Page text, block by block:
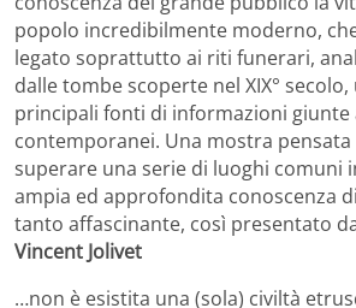
popolo incredibilmente moderno,
legato soprattutto ai riti funerari,
dalle tombe scoperte nel XIX°
principali fonti di informazioni giunte
contemporanei. Una mostra
superare una serie di luoghi comuni
ampia ed approfondita conoscenza
tanto affascinante, così presentato
Vincent Jolivet
…non è esistita una (sola) civiltà